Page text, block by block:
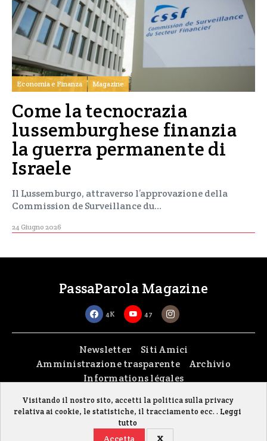
Economia e Finanza Magazine
Come la tecnocrazia
lussemburghese finanzia
la guerra permanente di
Israele
Il Lussemburgo, attraverso l’approvazione della
Commission de Surveillance du…
24 Giugno 2026
PassaParola Magazine
4K 47
Newsletter
Siti Amici
Amministrazione trasparente
Archivio
Informations légales
Copyright © 2026passaparola asbl| Made with passion byfontana.lu
Il sito è stato realizzato grazie al contributo della FISC (Federazione Italiana
Visitando il nostro sito, accetti la politica sulla privacy
relativa ai cookie, le statistiche, il tracciamento ecc. . Leggi
tutto
Accetta X